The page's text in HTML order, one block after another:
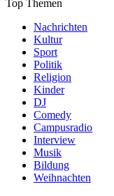
Top Themen
Nachrichten
Kultur
Sport
Politik
Religion
Kinder
DJ
Comedy
Campusradio
Interview
Musik
Bildung
Weihnachten